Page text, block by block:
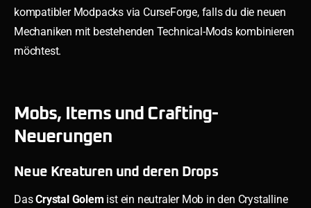
kompatibler Modpacks via CurseForge, falls du die neuen
Mechaniken mit bestehenden Technical-Mods kombinieren
möchtest.
Mobs, Items und Crafting-
Neuerungen
Neue Kreaturen und deren Drops
DasCrystal Golem ist ein neutraler Mob in den Crystalline